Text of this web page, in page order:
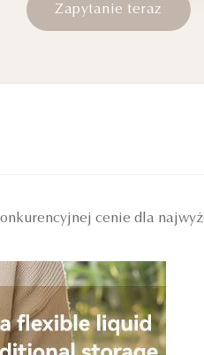
Zapytanie teraz
cenie dla